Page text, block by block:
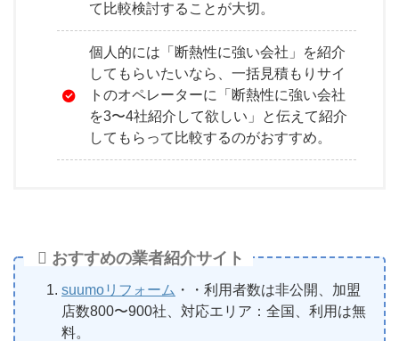
て比較検討することが大切。
個人的には「断熱性に強い会社」を紹介
してもらいたいなら、一括見積もりサイ
トのオペレーターに「断熱性に強い会社
を3〜4社紹介して欲しい」と伝えて紹介
してもらって比較するのがおすすめ。
おすすめの業者紹介サイト
suumoリフォーム ・・利用者数は非公開、加盟
店数800〜900社、対応エリア：全国、利用は無
料。